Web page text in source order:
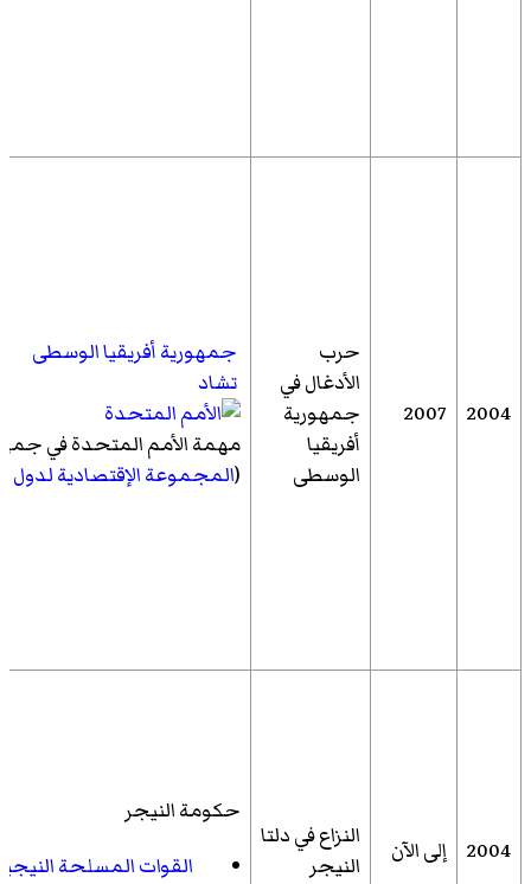
2004
2007
حرب
الأدغال في
جمهورية
أفريقيا
الوسطى
جمهورية أفريقيا الوسطى
تشاد
مهمة الأمم المتحدة في
(المجموعة الإقتصادية لدول
2004 إلى الآن
النزاع في دلتا
النيجر
حكومة النيجر
القوات المسلحة